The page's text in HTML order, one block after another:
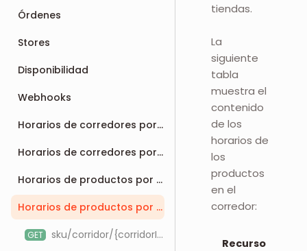
Órdenes
Stores
Disponibilidad
Webhooks
Horarios de corredores por tienda
Horarios de corredores por integración
Horarios de productos por ID
Horarios de productos por SKU
GET sku/corridor/{corridorId}/integration/{integrationId}
tiendas.
La
siguiente
tabla
muestra el
contenido
de los
horarios de
los
productos
en el
corredor:
Recurso